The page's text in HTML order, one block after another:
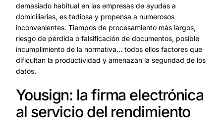
demasiado habitual en las empresas de ayudas a
domiciliarias, es tediosa y propensa a numerosos
inconvenientes. Tiempos de procesamiento más largos,
riesgo de pérdida o falsificación de documentos, posible
incumplimiento de la normativa… todos ellos factores que
dificultan la productividad y amenazan la seguridad de los
datos.
Yousign: la firma electrónica
al servicio del rendimiento